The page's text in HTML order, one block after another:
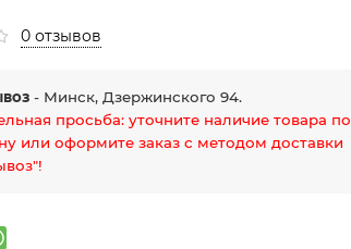
0 отзывов
- Минск, Дзержинского 94.
просьба: уточните наличие товара по
или оформите заказ с методом доставки